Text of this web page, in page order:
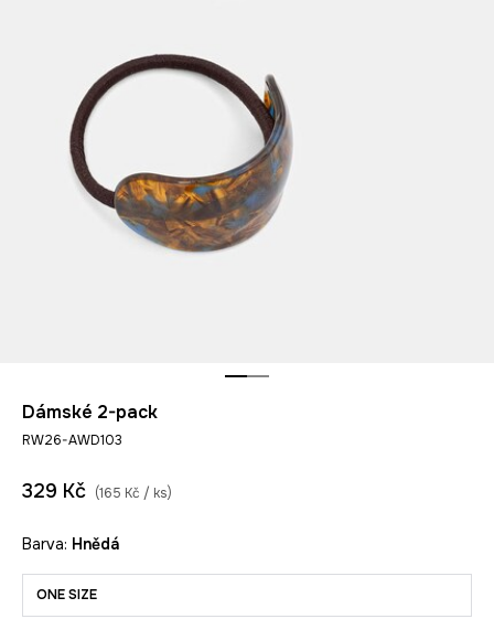
Dámské 2-pack
RW26-AWD103
329 Kč (165 Kč / ks)
Barva: hnědá
ONE SIZE